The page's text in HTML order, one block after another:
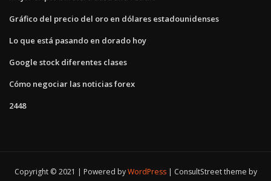
Gráfico del precio del oro en dólares estadounidenses
Lo que está pasando en dorado hoy
Google stock diferentes clases
Cómo negociar las noticias forex
2448
Copyright © 2021 | Powered byWordPress
ConsultStreet theme by